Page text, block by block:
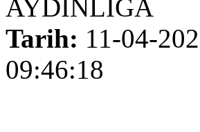
AYDINLIĞA
Tarih: 11-04-
09:46:18